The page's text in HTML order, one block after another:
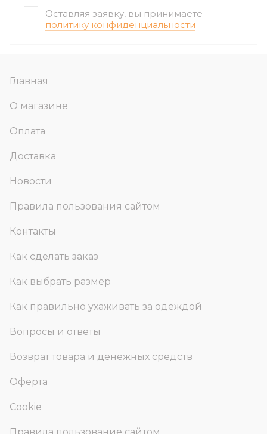
Главная
О магазине
Оплата
Доставка
Новости
Правила пользования сайтом
Контакты
Как сделать заказ
Как выбрать размер
Как правильно ухаживать за одеждой
Вопросы и ответы
Возврат товара и денежных средств
Оферта
Cookie
Оставляя заявку, вы принимаете
политику конфиденциальности